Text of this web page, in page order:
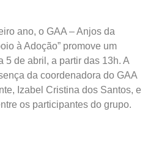
ano, o GAA – Anjos da
à Adoção” promove um
5 de abril, a partir das 13h. A
da coordenadora do GAA
Izabel Cristina dos Santos, e
os participantes do grupo.